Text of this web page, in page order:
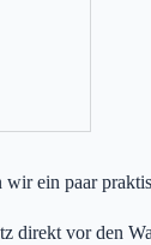
ein paar
vor den